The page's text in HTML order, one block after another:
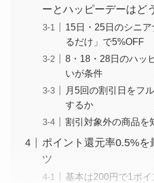
ーとハッピーデーはど
15日・25日のシニ
るだけ」で5%OFF
8・18・28日のハッ
いが条件
月5回の割引日をフ
するか
割引対象外の商品を
ポイント還元率0.5%を
ツ
基本は200円で1ポ